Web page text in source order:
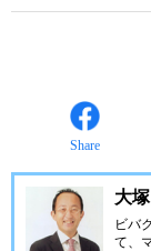
Share
大
ビバ
て、